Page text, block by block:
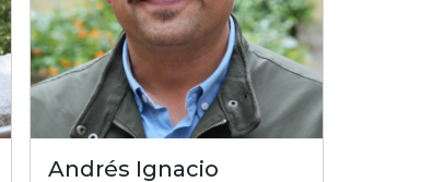
Andrés Ignacio